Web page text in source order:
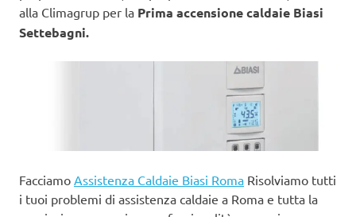
alla Climagrup per la Prima accensione caldaie Biasi
Settebagni.
Facciamo Assistenza Caldaie Biasi Roma Risolviamo tutti
i tuoi problemi di assistenza caldaie a Roma e tutta la